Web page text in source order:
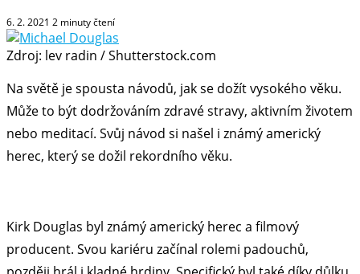
6. 2. 2021 2 minuty čtení
Zdroj: lev radin / Shutterstock.com
Na světě je spousta návodů, jak se dožít vysokého věku.
Může to být dodržováním zdravé stravy, aktivním životem
nebo meditací. Svůj návod si našel i známý americký
herec, který se dožil rekordního věku.
Kirk Douglas byl známý americký herec a filmový
producent. Svou kariéru začínal rolemi padouchů,